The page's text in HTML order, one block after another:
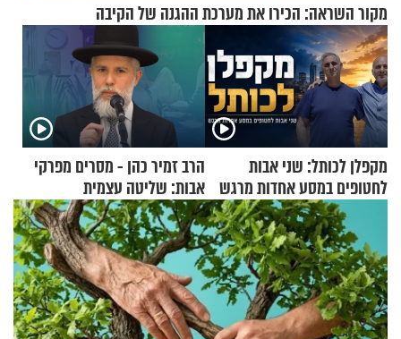
מקור השראה: הכירו את מערכת ההגנה של הקיבה
מקפלן לכותל: שני אבות
לחטופים במסע אחדות מרגש
הרב זמיר כהן - מסרים מפרקי
אבות: שליטה עצמית